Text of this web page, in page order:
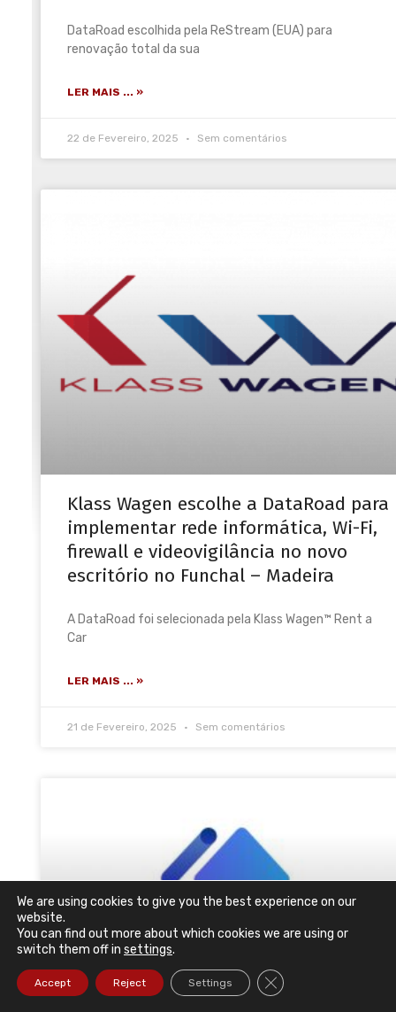
DataRoad escolhida pela ReStream (EUA) para
renovação total da sua
LER MAIS ... »
22 de Fevereiro, 2025 Sem comentários
Klass Wagen escolhe a DataRoad para
implementar rede informática, Wi-Fi,
firewall e videovigilância no novo
escritório no Funchal – Madeira
A DataRoad foi selecionada pela Klass Wagen™ Rent a
Car
LER MAIS ... »
21 de Fevereiro, 2025 Sem comentários
We are using cookies to give you the best experience on our
website.
You can find out more about which cookies we are using or
switch them off in settings.
Accept Reject Settings Close GDPR Cookie